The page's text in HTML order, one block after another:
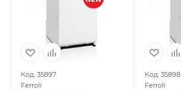
Код: 35897
Ferroli
Код: 35898
Ferroli